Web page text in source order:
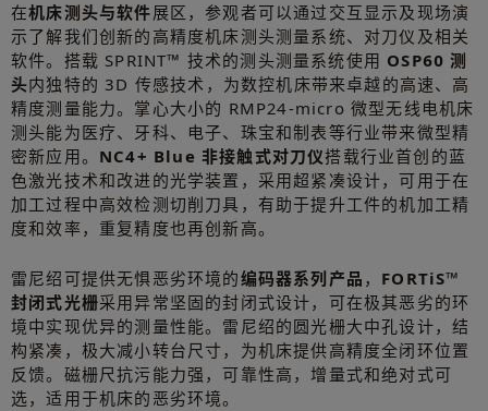
在机床测头与软件展区，参观者可以通过交互显示及现场演
示了解我们创新的高精度机床测头测量系统、对刀仪及相关
软件。搭载 SPRINT™ 技术的测头测量系统使用 OSP60 测
头内独特的 3D 传感技术，为数控机床带来卓越的高速、高
精度测量能力。掌心大小的 RMP24-micro 微型无线电机床
测头能为医疗、牙科、电子、珠宝和制表等行业带来微型精
密新应用。 NC4+ Blue 非接触式对刀仪搭载行业首创的蓝
色激光技术和改进的光学装置，采用超紧凑设计，可用于在
加工过程中高效检测切削刀具，有助于提升工件的机加工精
度和效率，重复精度也再创新高。
雷尼绍可提供无惧恶劣环境的编码器系列产品 ， FORTiS™
封闭式光栅采用异常坚固的封闭式设计，可在极其恶劣的环
境中实现优异的测量性能。雷尼绍的圆光栅大中孔设计，结
构紧凑，极大减小转台尺寸，为机床提供高精度全闭环位置
反馈。磁栅尺抗污能力强，可靠性高，增量式和绝对式可
选，适用于机床的恶劣环境。